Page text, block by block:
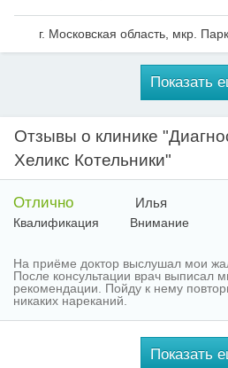
г. Московская область, мкр.
Показать
Отзывы о клинике
Хеликс Котельники"
Отлично Илья
Квалификация Внимание
На приёме доктор выслушал мои
После консультации врач выписал
рекомендации. Пойду к нему
никаких нареканий.
Показать